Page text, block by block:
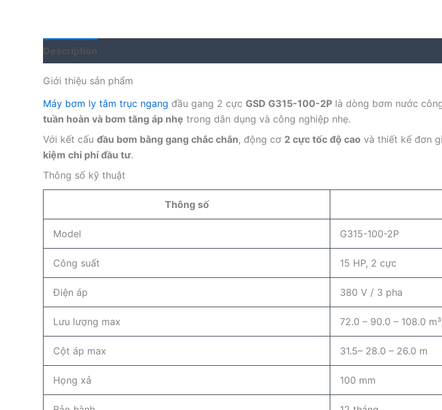
Description
Giới thiệu sản phẩm
Máy bơm ly tâm trục ngang đầu gang 2 cực GSD G315-100-2P là dòng bơm nước
tuần hoàn và bơm tăng áp nhẹ trong dân dụng và công nghiệp nhẹ.
Với kết cấu đầu bơm bằng gang chắc chắn, động cơ 2 cực tốc độ cao và thiết kế đơn
kiệm chi phí đầu tư.
Thông số kỹ thuật
Thông số
Model G315-100-2P
Công suất 15 HP, 2 cực
Điện áp 380 V / 3 pha
Lưu lượng max 72.0 – 90.0 – 108.0
Cột áp max 31.5– 28.0 – 26.0 m
Họng xả 100 mm